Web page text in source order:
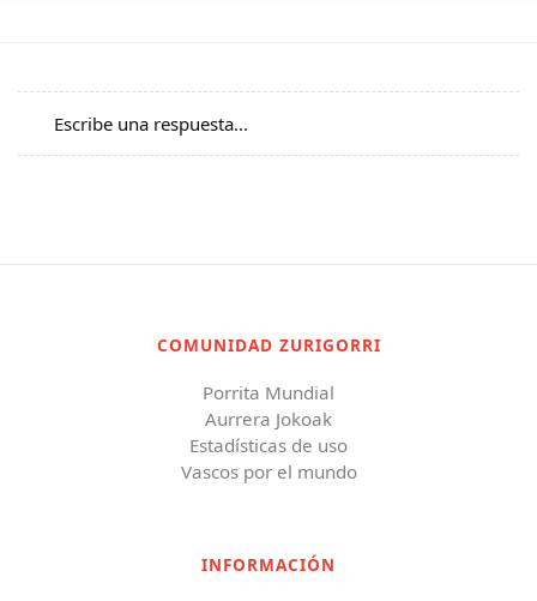
Escribe una respuesta...
COMUNIDAD ZURIGORRI
Porrita Mundial
Aurrera Jokoak
Estadísticas de uso
Vascos por el mundo
INFORMACIÓN